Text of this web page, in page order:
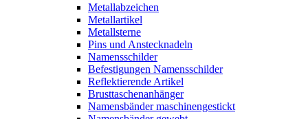
Metallabzeichen
Metallartikel
Metallsterne
Pins und Anstecknadeln
Namensschilder
Befestigungen Namensschilder
Reflektierende Artikel
Brusttaschenanhänger
Namensbänder maschinengestickt